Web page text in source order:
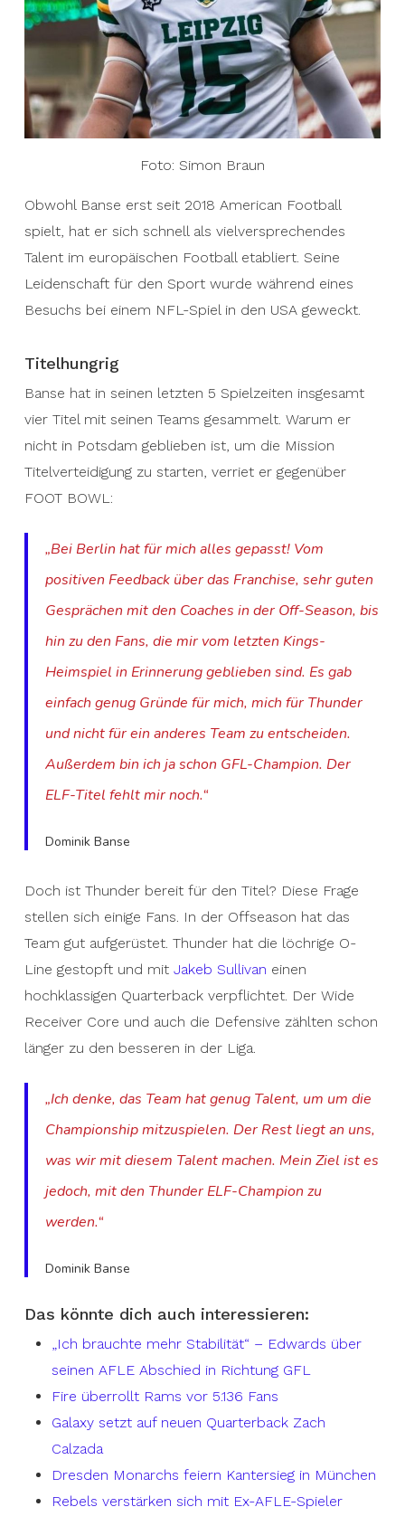
Foto: Simon Braun
Obwohl Banse erst seit 2018 American Football
spielt, hat er sich schnell als vielversprechendes
Talent im europäischen Football etabliert. Seine
Leidenschaft für den Sport wurde während eines
Besuchs bei einem NFL-Spiel in den USA geweckt.
Titelhungrig
Banse hat in seinen letzten 5 Spielzeiten insgesamt
vier Titel mit seinen Teams gesammelt. Warum er
nicht in Potsdam geblieben ist, um die Mission
Titelverteidigung zu starten, verriet er gegenüber
FOOT BOWL:
„Bei Berlin hat für mich alles gepasst! Vom
positiven Feedback über das Franchise, sehr guten
Gesprächen mit den Coaches in der Off-Season, bis
hin zu den Fans, die mir vom letzten Kings-
Heimspiel in Erinnerung geblieben sind. Es gab
einfach genug Gründe für mich, mich für Thunder
und nicht für ein anderes Team zu entscheiden.
Außerdem bin ich ja schon GFL-Champion. Der
ELF-Titel fehlt mir noch.“
Dominik Banse
Doch ist Thunder bereit für den Titel? Diese Frage
stellen sich einige Fans. In der Offseason hat das
Team gut aufgerüstet. Thunder hat die löchrige O-
Line gestopft und mit Jakeb Sullivan einen
hochklassigen Quarterback verpflichtet. Der Wide
Receiver Core und auch die Defensive zählten schon
länger zu den besseren in der Liga.
„Ich denke, das Team hat genug Talent, um um die
Championship mitzuspielen. Der Rest liegt an uns,
was wir mit diesem Talent machen. Mein Ziel ist es
jedoch, mit den Thunder ELF-Champion zu
werden.“
Dominik Banse
Das könnte dich auch interessieren:
„Ich brauchte mehr Stabilität“ – Edwards über
seinen AFLE Abschied in Richtung GFL
Fire überrollt Rams vor 5.136 Fans
Galaxy setzt auf neuen Quarterback Zach
Calzada
Dresden Monarchs feiern Kantersieg in München
Rebels verstärken sich mit Ex-AFLE-Spieler